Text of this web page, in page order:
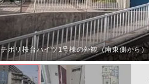
チボリ桜台ハイツ1号棟の外観（南東側から）